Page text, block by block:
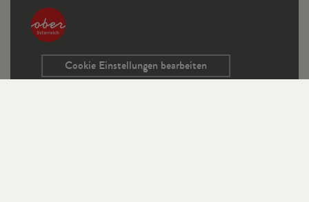
Cookie Einstellungen bearbeiten